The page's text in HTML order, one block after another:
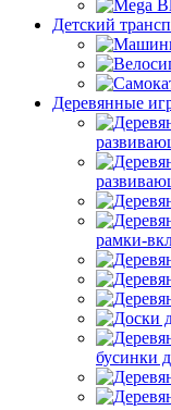
Детский
Деревянные
рамки-
бусинки